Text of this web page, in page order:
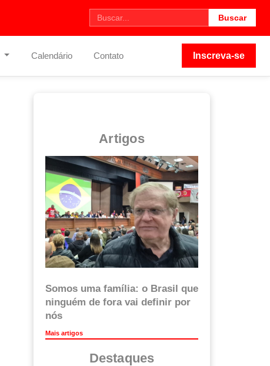
Buscar
Calendário Contato Inscreva-se
Artigos
Somos uma família: o Brasil que
ninguém de fora vai definir por
nós
Mais artigos
Destaques